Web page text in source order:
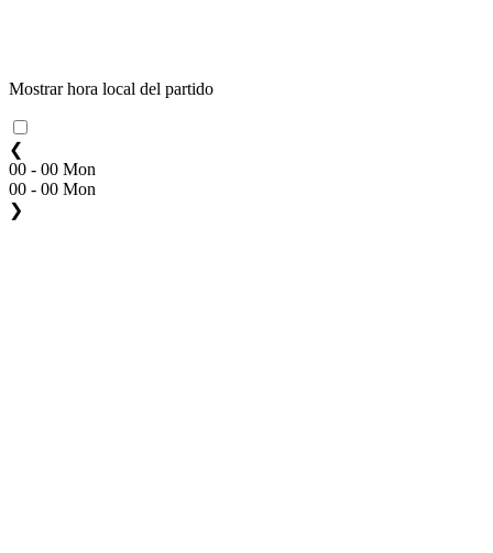
Mostrar hora local del partido
❮
00 - 00 Mon
00 - 00 Mon
❯